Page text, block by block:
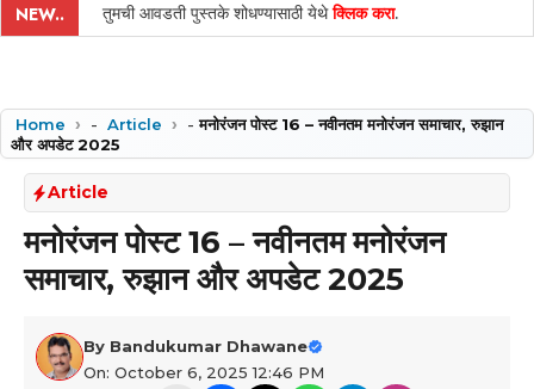
NEW.. तुमची आवडती पुस्तके शोधण्यासाठी येथेक्लिक करा.
Home - Article -मनोरंजन पोस्ट 16 – नवीनतम मनोरंजन समाचार, रुझान
और अपडेट 2025
Article
मनोरंजन पोस्ट 16 – नवीनतम मनोरंजन
समाचार, रुझान और अपडेट 2025
By Bandukumar Dhawane
On: October 6, 2025 12:46 PM